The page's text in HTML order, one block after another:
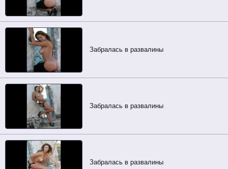
Забралась в развалины
Забралась в развалины
Забралась в развалины